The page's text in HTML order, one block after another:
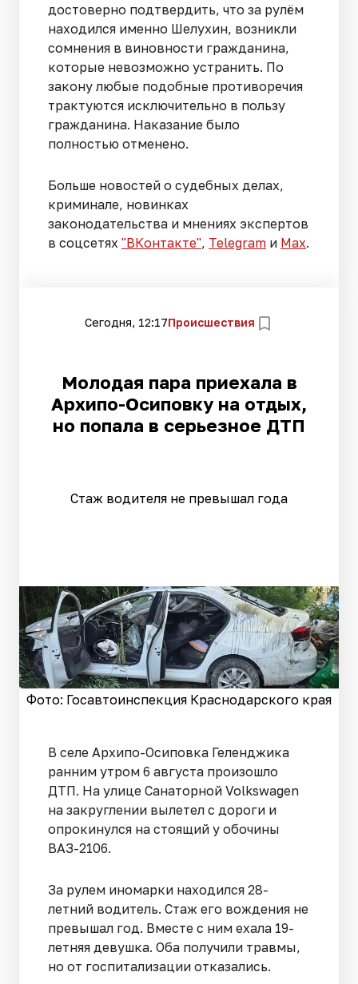
достоверно подтвердить, что за рулём
находился именно Шелухин, возникли
сомнения в виновности гражданина,
которые невозможно устранить. По
закону любые подобные противоречия
трактуются исключительно в пользу
гражданина. Наказание было
полностью отменено.
Больше новостей о судебных делах,
криминале, новинках
законодательства и мнениях экспертов
в соцсетях "ВКонтакте", Telegram и Max.
Сегодня, 12:17Происшествия
Молодая пара приехала в
Архипо-Осиповку на отдых,
но попала в серьезное ДТП
Стаж водителя не превышал года
Фото: Госавтоинспекция Краснодарского края
В селе Архипо-Осиповка Геленджика
ранним утром 6 августа произошло
ДТП. На улице Санаторной Volkswagen
на закруглении вылетел с дороги и
опрокинулся на стоящий у обочины
ВАЗ-2106.
За рулем иномарки находился 28-
летний водитель. Стаж его вождения не
превышал год. Вместе с ним ехала 19-
летняя девушка. Оба получили травмы,
но от госпитализации отказались.